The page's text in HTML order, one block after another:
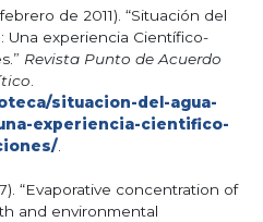
de 2011). “Situación del
Una experiencia Científico-
Revista Punto de Acuerdo
situacion-del-agua-
experiencia-cientifico-
“Evaporative concentration of
and environmental